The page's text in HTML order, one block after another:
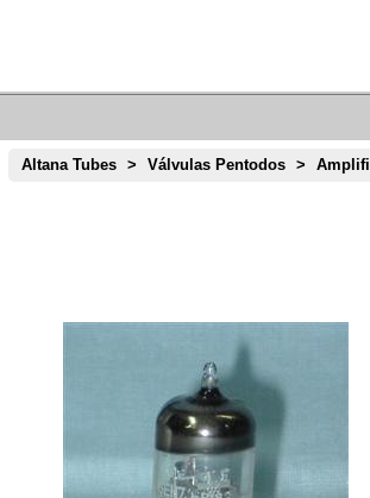
Altana Tubes > Válvulas Pentodos >